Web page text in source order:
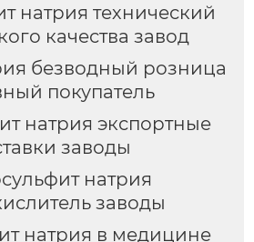
натрия технический
качества завод
безводный розница
покупатель
натрия экспортные
заводы
натрия
заводы
натрия в медицине